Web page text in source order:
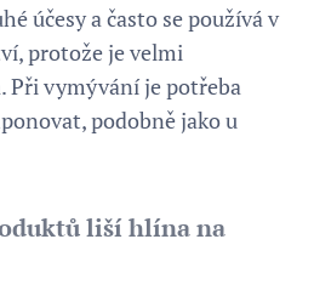
účesy a často se používá v
protože je velmi
Při vymývání je potřeba
podobně jako u
liší hlína na